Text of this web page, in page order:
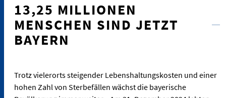
13,25 MILLIONEN
MENSCHEN SIND JETZT
BAYERN
Trotz vielerorts steigender Lebenshaltungskosten und einer
hohen Zahl von Sterbefällen wächst die bayerische